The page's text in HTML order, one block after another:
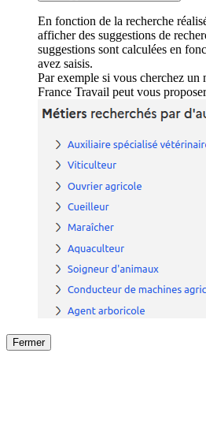
En fonction de la recherche
afficher des suggestions de
suggestions sont calculées en
avez saisis.
Par exemple si vous cherchez
France Travail peut vous
Fermer